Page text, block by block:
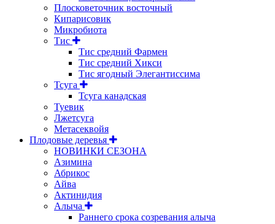
Плосковеточник восточный
Кипарисовик
Микробиота
Тис
Тис средний Фармен
Тис средний Хикси
Тис ягодный Элегантиссима
Тсуга
Тсуга канадская
Туевик
Лжетсуга
Метасеквойя
Плодовые деревья
НОВИНКИ СЕЗОНА
Азимина
Абрикос
Айва
Актинидия
Алыча
Раннего срока созревания алыча